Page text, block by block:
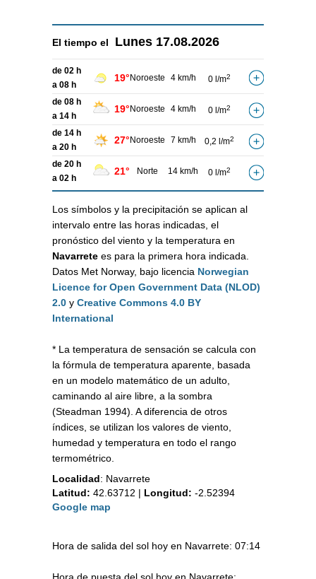
El tiempo el Lunes 17.08.2026
de 02 h
a 08 h
19° Noroeste 4 km/h 0 l/m2
de 08 h
a 14 h
19° Noroeste 4 km/h 0 l/m2
de 14 h
a 20 h
27° Noroeste 7 km/h 0,2 l/m2
de 20 h
a 02 h
21° Norte 14 km/h 0 l/m2
Los símbolos y la precipitación se aplican al
intervalo entre las horas indicadas, el
pronóstico del viento y la temperatura en
Navarrete es para la primera hora indicada.
Datos Met Norway, bajo licencia Norwegian
Licence for Open Government Data (NLOD)
2.0 y Creative Commons 4.0 BY
International
* La temperatura de sensación se calcula con
la fórmula de temperatura aparente, basada
en un modelo matemático de un adulto,
caminando al aire libre, a la sombra
(Steadman 1994). A diferencia de otros
índices, se utilizan los valores de viento,
humedad y temperatura en todo el rango
termométrico.
Localidad: Navarrete
Latitud: 42.63712 | Longitud: -2.52394
Google map
Hora de salida del sol hoy en Navarrete: 07:14